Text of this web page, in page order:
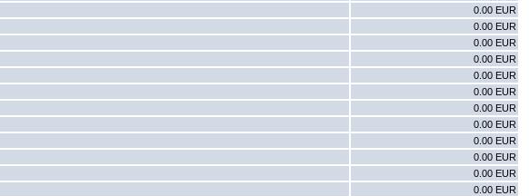
0.00 EUR
0.00 EUR
0.00 EUR
0.00 EUR
0.00 EUR
0.00 EUR
0.00 EUR
0.00 EUR
0.00 EUR
0.00 EUR
0.00 EUR
0.00 EUR